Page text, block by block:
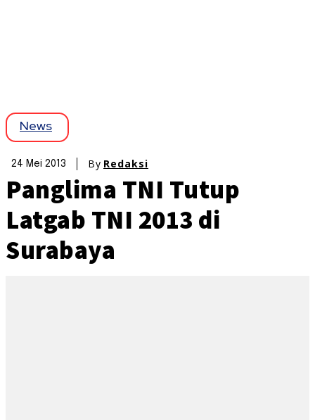
News
24 Mei 2013 By Redaksi
Panglima TNI Tutup
Latgab TNI 2013 di
Surabaya